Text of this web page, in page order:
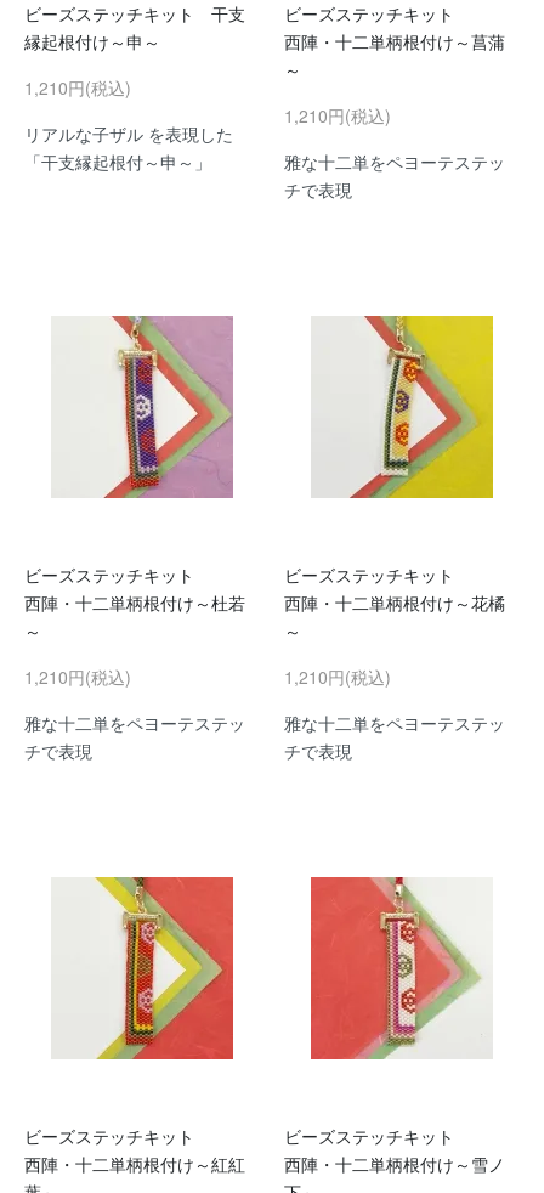
ビーズステッチキット 干支
縁起根付け～申～
1,210円(税込)
リアルな子ザル を表現した
「干支縁起根付～申～」
ビーズステッチキット
西陣・十二単柄根付け～菖蒲
～
1,210円(税込)
雅な十二単をペヨーテステッ
チで表現
ビーズステッチキット
西陣・十二単柄根付け～杜若
～
1,210円(税込)
雅な十二単をペヨーテステッ
チで表現
ビーズステッチキット
西陣・十二単柄根付け～花橘
～
1,210円(税込)
雅な十二単をペヨーテステッ
チで表現
ビーズステッチキット
西陣・十二単柄根付け～紅紅
ビーズステッチキット
西陣・十二単柄根付け～雪ノ